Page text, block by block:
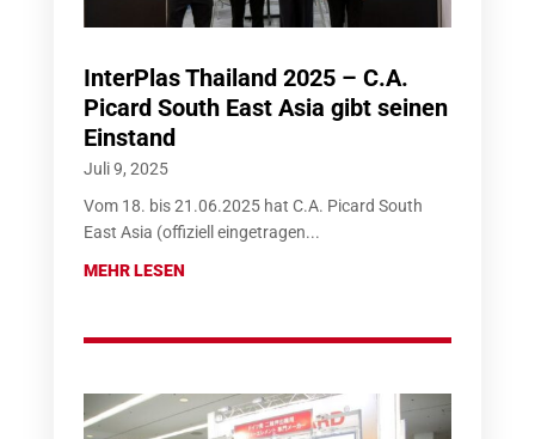
InterPlas Thailand 2025 – C.A.
Picard South East Asia gibt seinen
Einstand
Juli 9, 2025
Vom 18. bis 21.06.2025 hat C.A. Picard South
East Asia (offiziell eingetragen...
MEHR LESEN